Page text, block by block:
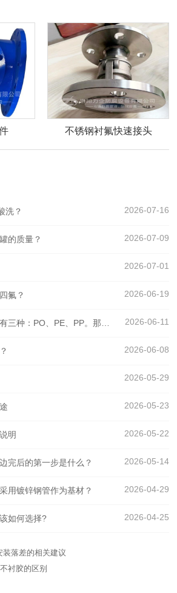
不锈钢衬氟快速接头
2026-07-16
洗？
2026-07-09
的质量？
2026-07-01
2026-06-19
氟？
2026-06-11
2026-06-08
2026-05-29
2026-05-23
2026-05-22
明
2026-05-14
完后的第一步是什么？
2026-04-29
用镀锌钢管作为基材？
2026-04-25
如何选择?
装落差的相关建议
衬胶的区别